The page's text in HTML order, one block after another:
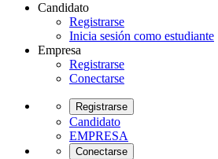
Candidato
Registrarse
Inicia sesión como estudiante
Empresa
Registrarse
Conectarse
Registrarse
Candidato
EMPRESA
Conectarse